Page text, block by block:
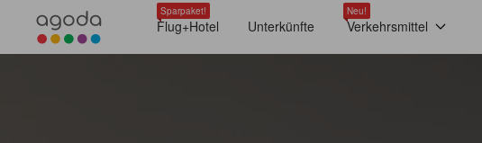
Sparpaket!
Flug+Hotel Unterkünfte
Neu!
Verkehrsmittel